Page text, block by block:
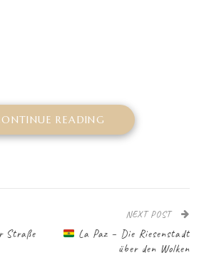
READING
Straße
NEXT POST
La Paz – Die Riesenstadt
über den Wolken